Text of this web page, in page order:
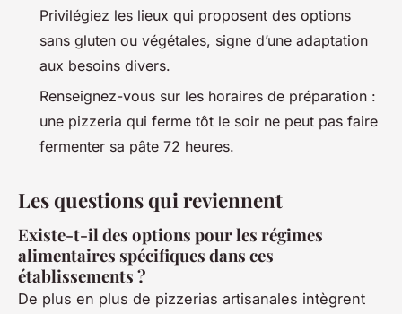
Privilégiez les lieux qui proposent des options
sans gluten ou végétales, signe d’une adaptation
aux besoins divers.
Renseignez-vous sur les horaires de préparation :
une pizzeria qui ferme tôt le soir ne peut pas faire
fermenter sa pâte 72 heures.
Les questions qui reviennent
Existe-t-il des options pour les régimes
alimentaires spécifiques dans ces
établissements ?
De plus en plus de pizzerias artisanales intègrent